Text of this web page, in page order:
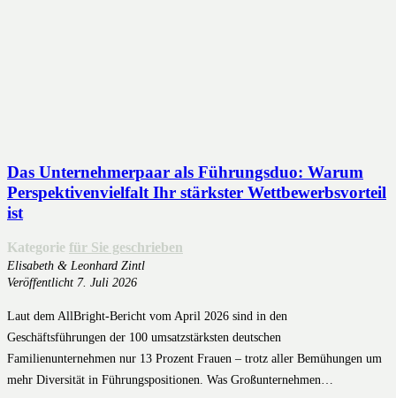
Das Unternehmerpaar als Führungsduo: Warum
Perspektivenvielfalt Ihr stärkster Wettbewerbsvorteil
ist
Kategorie für Sie geschrieben
Elisabeth & Leonhard Zintl
Veröffentlicht 7. Juli 2026
Laut dem AllBright-Bericht vom April 2026 sind in den
Geschäftsführungen der 100 umsatzstärksten deutschen
Familienunternehmen nur 13 Prozent Frauen – trotz aller Bemühungen um
mehr Diversität in Führungspositionen. Was Großunternehmen…